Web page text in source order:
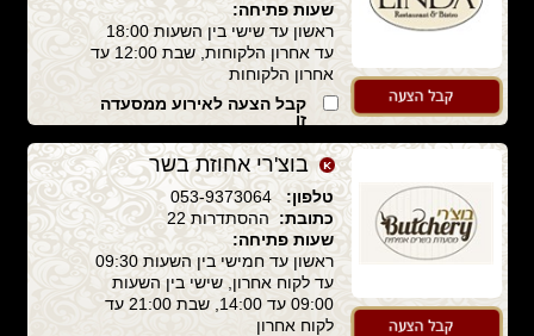
שעות פתיחה:
ראשון עד שישי בין השעות 18:00
עד אחרון הלקוחות, שבת 12:00 עד
אחרון הלקוחות
קבל הצעה לאירוע ממסעדה
זו
בוצ'רי אחוזת בשר
טלפון:053-9373064
כתובת: ההסתדרות 22
שעות פתיחה:
ראשון עד חמישי בין השעות 09:30
עד לקוח אחרון, שישי בין השעות
09:00 עד 14:00, שבת 21:00 עד
לקוח אחרון